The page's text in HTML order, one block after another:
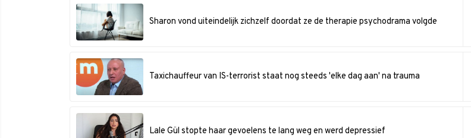
Sharon vond uiteindelijk zichzelf doordat ze de therapie psychodrama volgde
Taxichauffeur van IS-terrorist staat nog steeds 'elke dag aan' na trauma
Lale Gül stopte haar gevoelens te lang weg en werd depressief